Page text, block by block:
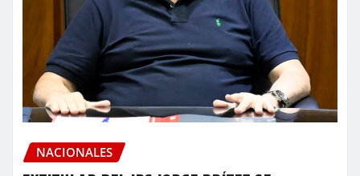
NACIONALES